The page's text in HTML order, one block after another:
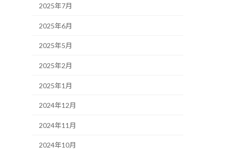
2025年7月
2025年6月
2025年5月
2025年2月
2025年1月
2024年12月
2024年11月
2024年10月